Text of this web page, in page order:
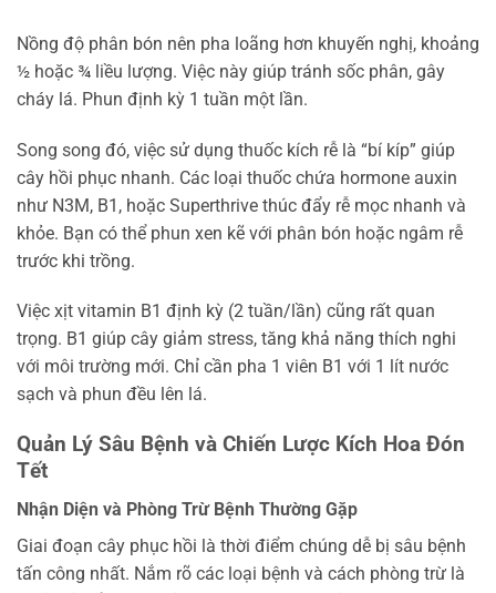
Nồng độ phân bón nên pha loãng hơn khuyến nghị, khoảng
½ hoặc ¾ liều lượng. Việc này giúp tránh sốc phân, gây
cháy lá. Phun định kỳ 1 tuần một lần.
Song song đó, việc sử dụng thuốc kích rễ là “bí kíp” giúp
cây hồi phục nhanh. Các loại thuốc chứa hormone auxin
như N3M, B1, hoặc Superthrive thúc đẩy rễ mọc nhanh và
khỏe. Bạn có thể phun xen kẽ với phân bón hoặc ngâm rễ
trước khi trồng.
Việc xịt vitamin B1 định kỳ (2 tuần/lần) cũng rất quan
trọng. B1 giúp cây giảm stress, tăng khả năng thích nghi
với môi trường mới. Chỉ cần pha 1 viên B1 với 1 lít nước
sạch và phun đều lên lá.
Quản Lý Sâu Bệnh và Chiến Lược Kích Hoa Đón
Tết
Nhận Diện và Phòng Trừ Bệnh Thường Gặp
Giai đoạn cây phục hồi là thời điểm chúng dễ bị sâu bệnh
tấn công nhất. Nắm rõ các loại bệnh và cách phòng trừ là